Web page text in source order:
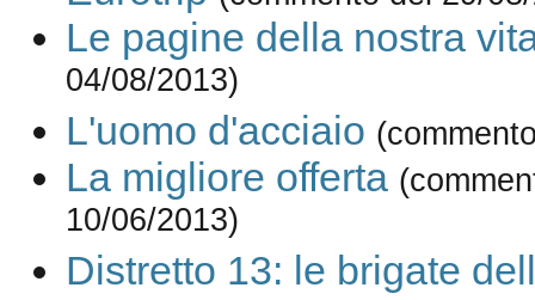
Le pagine della nostra
04/08/2013)
L'uomo d'acciaio
La migliore offerta
10/06/2013)
Distretto 13: le brigate